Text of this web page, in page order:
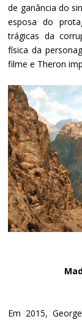
de ganância do
esposa do
trágicas da
física da
filme e Theron
Em 2015,